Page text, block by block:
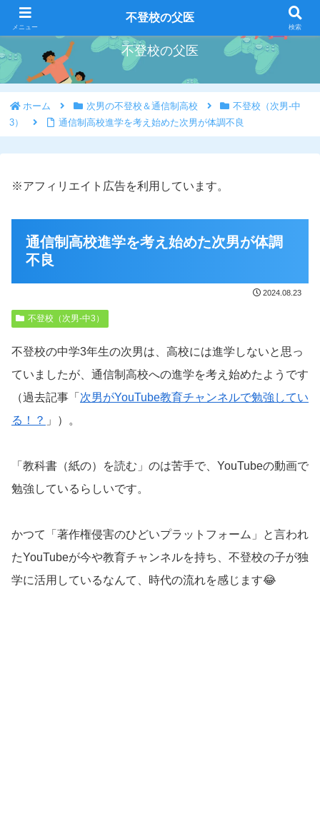
好きな事を好きな時にやろう
不登校の父医
ホーム 次男の不登校＆通信制高校
不登校（次男-中
3）
通信制高校進学を考え始めた次男が体調不良
※アフィリエイト広告を利用しています。
通信制高校進学を考え始めた次男が体調
不良
2024.08.23
不登校（次男-中3）
不登校の中学3年生の次男は、高校には進学しないと思っ
ていましたが、通信制高校への進学を考え始めたようです
（過去記事「 次男がYouTube教育チャンネルで勉強してい
る！？ 」）。
「教科書（紙の）を読む」のは苦手で、YouTubeの動画で
勉強しているらしいです。
かつて「著作権侵害のひどいプラットフォーム」と言われ
たYouTubeが今や教育チャンネルを持ち、不登校の子が独
学に活用しているなんて、時代の流れを感じます😂
メニュー
不登校の父医
検索